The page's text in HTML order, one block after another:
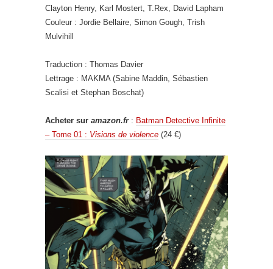
Clayton Henry, Karl Mostert, T.Rex, David Lapham
Couleur : Jordie Bellaire, Simon Gough, Trish
Mulvihill
Traduction : Thomas Davier
Lettrage : MAKMA (Sabine Maddin, Sébastien
Scalisi et Stephan Boschat)
Acheter sur amazon.fr: Batman Detective Infinite
– Tome 01 : Visions de violence (24 €)